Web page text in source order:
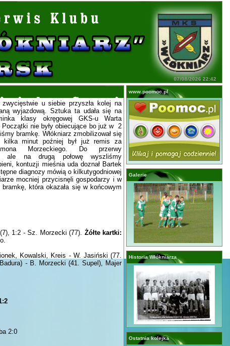
07/08/2026 22:42
zwycięstwie u siebie przyszła kolej na
wyjazdową. Sztuka ta udała się na
klasy okręgowej GKS-u Warta
Początki nie były obiecujące bo już w 2
bramkę. Włókniarz zmobilizował się
kilka minut poźniej był już remis za
Morzeckiego. Do przerwy
ale na drugą połowę wyszliśmy
kontuzji mieśnia uda doznał Bartek
diagnozy mówią o kilkutygodniowej
mocniej przycisnęli gospodarzy i w
która okazała się w końcowym
1:2 - Sz. Morzecki (77). Żółte kartki:
Kowalski, Kreis - W. Jasiński (77.
- B. Morzecki (41. Supel), Majer
2:0
www.poomoc.pl
Galerie
Historia Włókniarza
Ostatnia kolejka